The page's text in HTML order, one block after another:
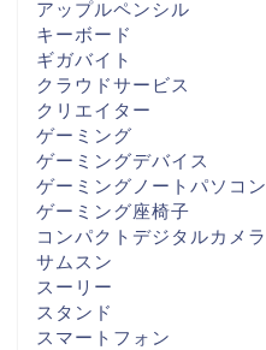
アップルペンシル
キーボード
ギガバイト
クラウドサービス
クリエイター
ゲーミング
ゲーミングデバイス
ゲーミングノートパソコン
ゲーミング座椅子
コンパクトデジタルカメラ
サムスン
スーリー
スタンド
スマートフォン